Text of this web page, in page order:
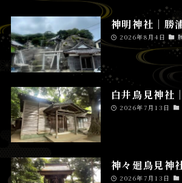
神明神社│勝
2026年8月4日
白井鳥見神社
2026年7月13日
神々廻鳥見神
2026年7月13日